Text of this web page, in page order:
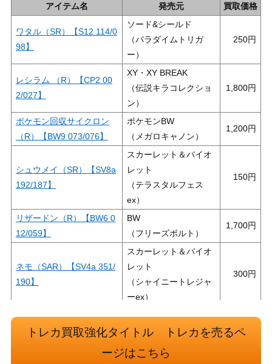
アイテム名 発売元 買取価格
ワタル（SR）【S12 114/0
98】
ソード&シールド
（パラダイムトリガ
ー）
250
レシラム （R）【CP2 00
2/027】
XY・XY BREAK
（伝説キラコレクショ
ン）
1,800
ポケモン回収サイクロン
（R）【BW9 073/076】
ポケモンBW
（メガロキャノン）
1,200
シュウメイ（SR）【SV8a
192/187】
スカーレット＆バイオ
レット
（テラスタルフェス
ex）
150
リザードン（R）【BW6 0
12/059】
BW
（フリーズボルト）
1,700
ネモ（SAR）【SV4a 351/
190】
スカーレット＆バイオ
レット
（シャイニートレジャ
ーex）
300
コイキング（PROMO）
【XY-P 20th】
XY・XY BREAK
（20th Anniversary）
40,000
ボスごっこピカチュウフレ
サン＆ムーン
トレカ買取強化タイトル トレカを売るペ
ージはこちら